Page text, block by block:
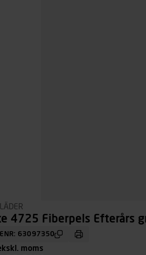
4725 Fiberpels Efterårs
63097350
moms